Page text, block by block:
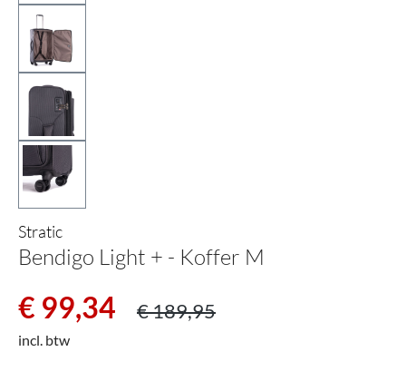
Stratic
Bendigo Light + - Koffer M
Verkoopprijs:
€ 99,34 Normale prijs:
€ 189,95
incl. btw